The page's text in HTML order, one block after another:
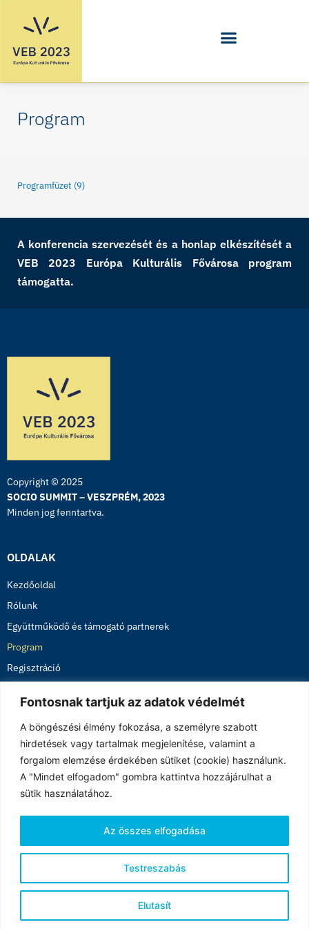
Fontosnak tartjuk az adatok védelmét
A böngészési élmény fokozása, a személyre szabott
hirdetések vagy tartalmak megjelenítése, valamint a
forgalom elemzése érdekében sütiket (cookie) használunk.
A "Mindet elfogadom" gombra kattintva hozzájárulhat a
sütik használatához.
Testreszabás
Elutasít
Az összes elfogadása
Program
Programfüzet (9)
A konferencia szervezését és a honlap elkészítését a
VEB 2023 Európa Kulturális Fővárosa program
támogatta.
Copyright © 2025
SOCIO SUMMIT – VESZPRÉM, 2023
Minden jog fenntartva.
OLDALAK
Kezdőoldal
Rólunk
Együttműködő és támogató partnerek
Program
Regisztráció
Galéria 2022
Adatkezelési tájékoztató
KAPCSOLAT
Kőszeg, Chernel utca 14., H-9730
sociosummit2023@gmail.com
info@iask.hu